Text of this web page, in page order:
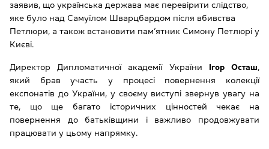
заявив, що українська держава має перевірити слідство,
яке було над Самуїлом Шварцбардом після вбивства
Петлюри, а також встановити пам’ятник Симону Петлюрі у
Києві.
Директор Дипломатичної академії України Ігор Осташ,
який брав участь у процесі повернення колекції
експонатів до України, у своєму виступі звернув увагу на
те, що ще багато історичних цінностей чекає на
повернення до батьківщини і важливо продовжувати
працювати у цьому напрямку.